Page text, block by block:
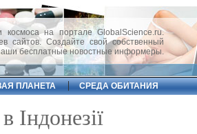
космоса на портале GlobalScience.ru.
сайтов. Создайте свой собственный
бесплатные новостные информеры.
ПЛАНЕТА СРЕДА ОБИТАНИЯ
Індонезії